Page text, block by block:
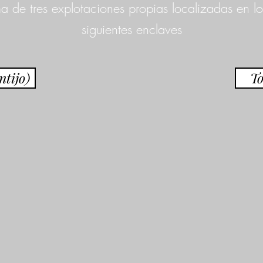
de tres explotaciones propias localizadas en
siguientes enclaves